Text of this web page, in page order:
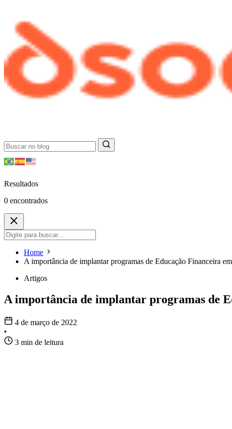
Resultados
0 encontrados
Home
A importância de implantar programas de Educação Financeira
Artigos
A importância de implantar programas de
4 de março de 2022
•
3 min de leitura